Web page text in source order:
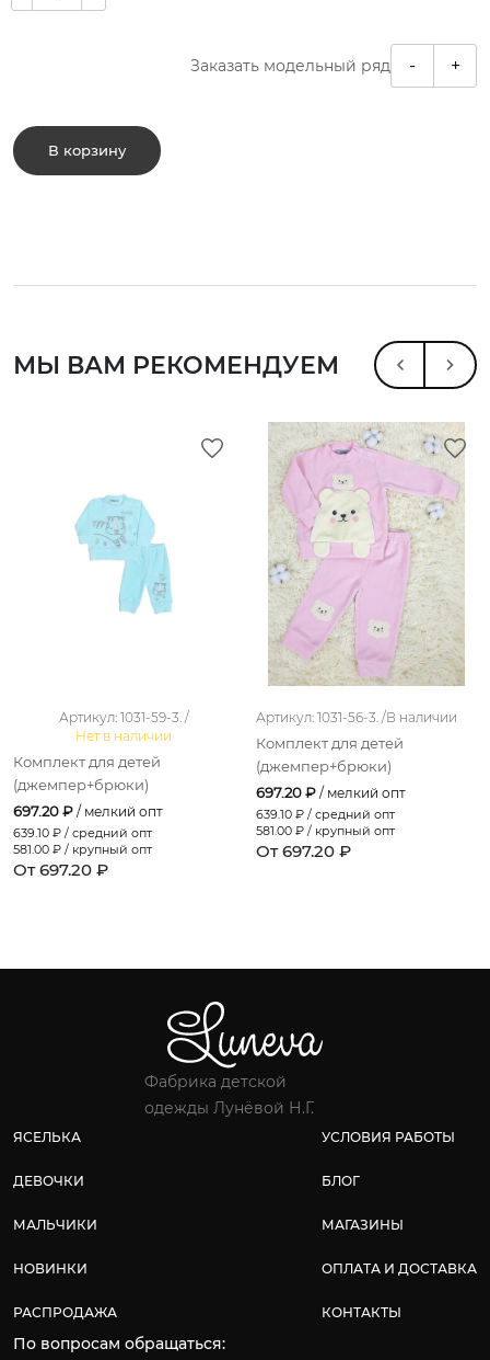
Заказать модельный ряд - +
В корзину
МЫ ВАМ РЕКОМЕНДУЕМ
Артикул: 1031-59-3. /
Нет в наличии
Комплект для детей
(джемпер+брюки)
697.20 ₽ / мелкий опт
639.10 ₽ / средний опт
581.00 ₽ / крупный опт
От 697.20 ₽
Артикул: 1031-56-3. /В наличии
Комплект для детей
(джемпер+брюки)
697.20 ₽ / мелкий опт
639.10 ₽ / средний опт
581.00 ₽ / крупный опт
От 697.20 ₽
Фабрика детской
одежды Лунёвой Н.Г.
ЯСЕЛЬКА
ДЕВОЧКИ
МАЛЬЧИКИ
НОВИНКИ
РАСПРОДАЖА
УСЛОВИЯ РАБОТЫ
БЛОГ
МАГАЗИНЫ
ОПЛАТА И ДОСТАВКА
КОНТАКТЫ
По вопросам обращаться: